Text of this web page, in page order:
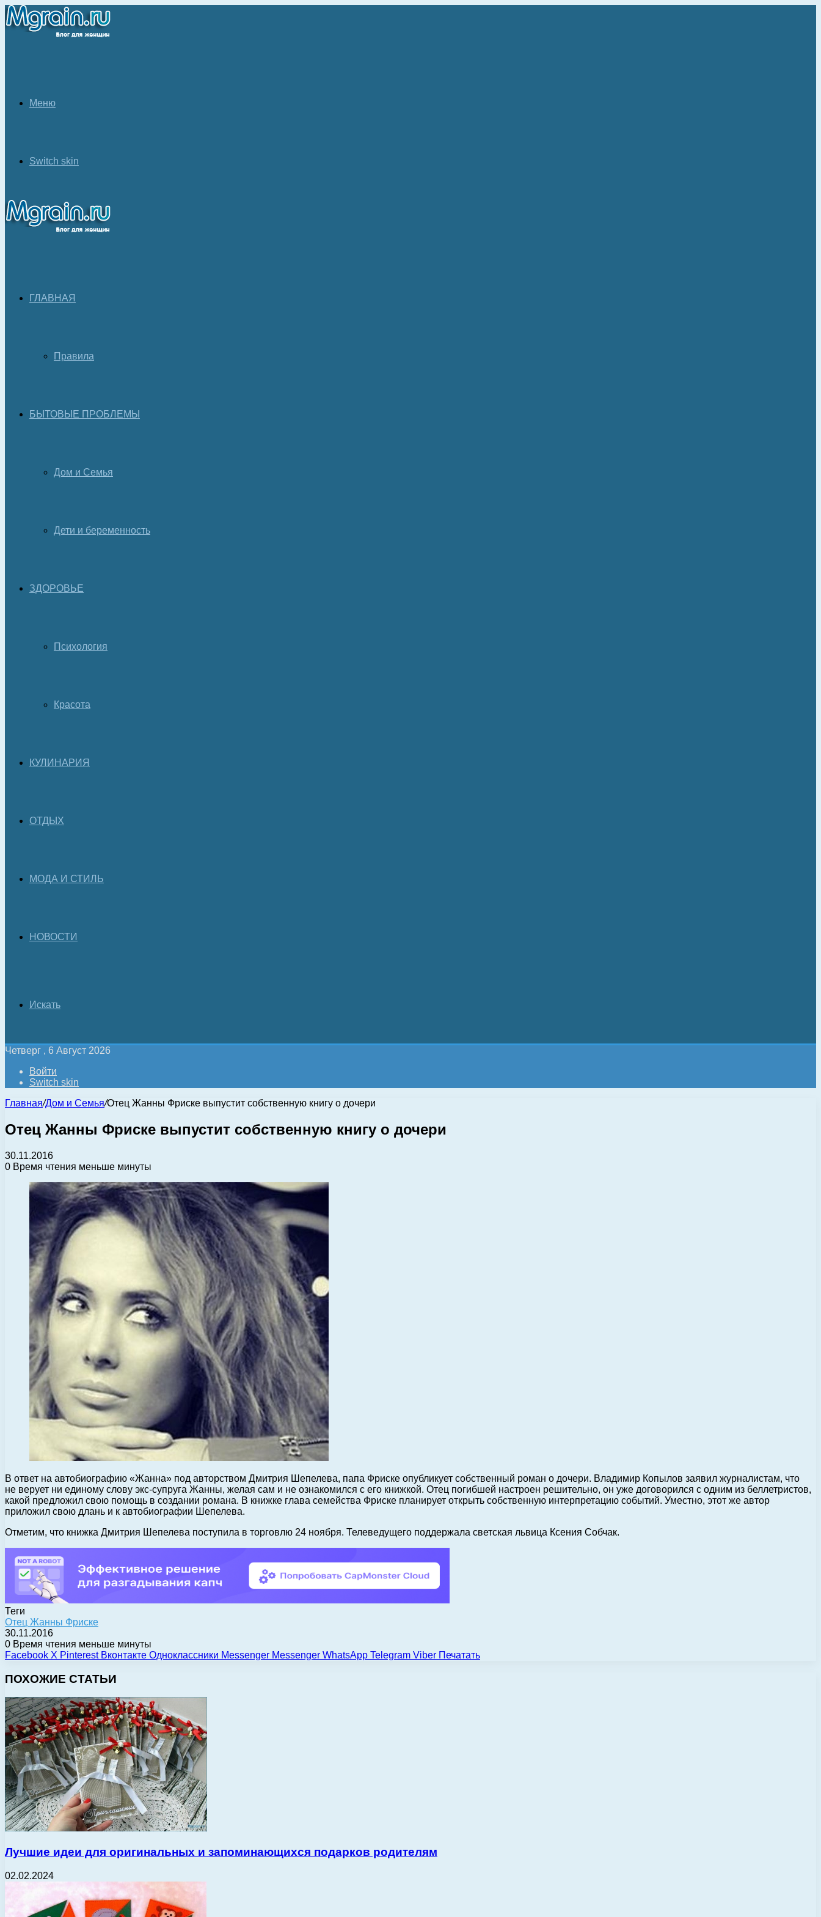
Меню
Switch skin
ГЛАВНАЯ
Правила
БЫТОВЫЕ ПРОБЛЕМЫ
Дом и Семья
Дети и беременность
ЗДОРОВЬЕ
Психология
Красота
КУЛИНАРИЯ
ОТДЫХ
МОДА И СТИЛЬ
НОВОСТИ
Искать
Четверг , 6 Август 2026
Войти
Switch skin
Главная/Дом и Семья/Отец Жанны Фриске выпустит собственную книгу о дочери
Отец Жанны Фриске выпустит собственную книгу о дочери
30.11.2016
0 Время чтения меньше минуты
В ответ на автобиографию «Жанна» под авторством Дмитрия Шепелева, папа Фриске опубликует собственный роман о дочери. Владимир Копылов заявил журналистам, что
не верует ни единому слову экс-супруга Жанны, желая сам и не ознакомился с его книжкой. Отец погибшей настроен решительно, он уже договорился с одним из беллетристов,
какой предложил свою помощь в создании романа. В книжке глава семейства Фриске планирует открыть собственную интерпретацию событий. Уместно, этот же автор
приложил свою длань и к автобиографии Шепелева.
Отметим, что книжка Дмитрия Шепелева поступила в торговлю 24 ноября. Телеведущего поддержала светская львица Ксения Собчак.
Теги
Отец Жанны Фриске
30.11.2016
0 Время чтения меньше минуты
Facebook X Pinterest Вконтакте Одноклассники Messenger Messenger WhatsApp Telegram Viber Печатать
ПОХОЖИЕ СТАТЬИ
Лучшие идеи для оригинальных и запоминающихся подарков родителям
02.02.2024